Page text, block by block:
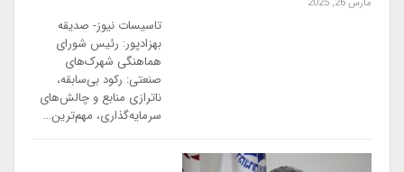
تاسیسات نیوز- صدیقه
بهزادپور: رئیس شورای
هماهنگی شهرک‌های
صنعتی: رکود بی‌سابقه،
ناترازی منابع و چالش‌های
سرمایه‌گذاری، مهم‌ترین…